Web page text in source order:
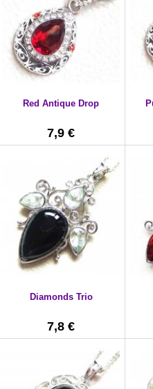
Red Antique Drop
7,9 €
Diamonds Trio
7,8 €